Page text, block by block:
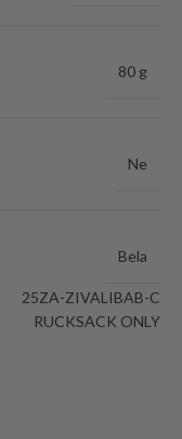
80 g
Ne
Bela
25ZA-ZIVALIBAB-C
RUCKSACK ONLY